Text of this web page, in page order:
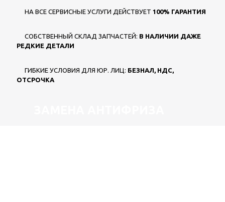
НА ВСЕ СЕРВИСНЫЕ УСЛУГИ ДЕЙСТВУЕТ 100% ГАРАНТИЯ
СОБСТВЕННЫЙ СКЛАД ЗАПЧАСТЕЙ: В НАЛИЧИИ ДАЖЕ
РЕДКИЕ ДЕТАЛИ
ГИБКИЕ УСЛОВИЯ ДЛЯ ЮР. ЛИЦ: БЕЗНАЛ, НДС,
ОТСРОЧКА